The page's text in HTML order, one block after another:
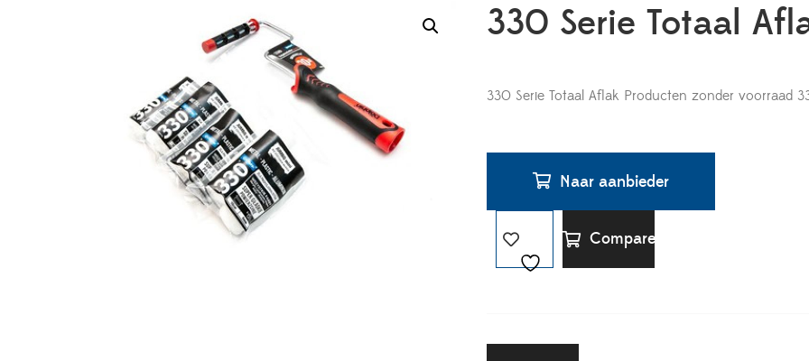
330 Serie Totaal
330 Serie Totaal Aflak Producten zonder voorraad
Naar aanbieder
Compare